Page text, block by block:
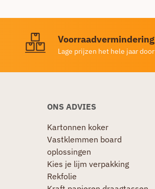
Voorraadvermindering
Lage prijzen het hele jaar door
ONS ADVIES
Kartonnen koker
Vastklemmen board
oplossingen
Kies je lijm verpakking
Rekfolie